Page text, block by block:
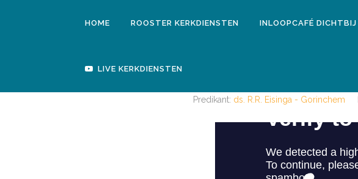
HOME ROOSTER KERKDIENSTEN INLOOPCAFÉ DICHTBIJ
LIVE KERKDIENSTEN
Predikant: ds. R.R. Eisinga - Gorinchem